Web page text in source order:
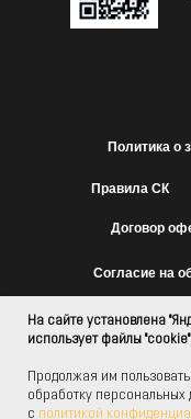
На сайте установлена
использует файлы "cookie"
Продолжая им
обработку персональных
с политикой
Договор
Политика о
Правила СК
Согласие на